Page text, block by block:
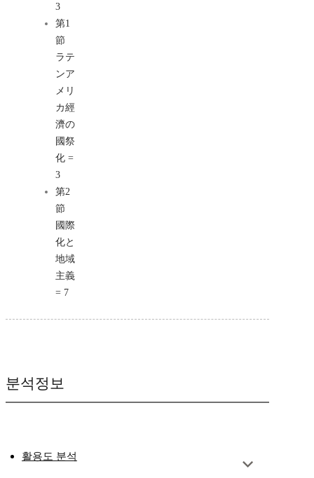
3
第1
節
ラテ
ンア
メリ
カ經
濟の
國祭
化 =
3
第2
節
國際
化と
地域
主義
= 7
분석정보
활용도 분석